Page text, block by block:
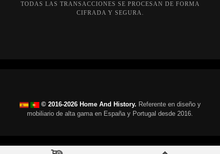
TODAS LAS TRANSACCIONES SE PROCESAN DE FORMA
CIFRADA Y SEGURA.
© 2016-2026 Home And History. Referente en diseño y
mobiliario de alta gama en España y Portugal desde 2016.